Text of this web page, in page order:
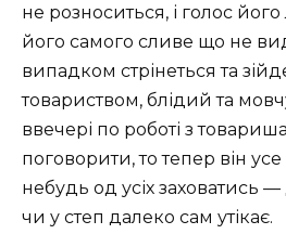
не розноситься, і голос
його самого сливе що не
випадком стрінеться та
товариством, блідий та
ввечері по роботі з
поговорити, то тепер він
небудь од усіх заховатись
чи у степ далеко сам утікає.